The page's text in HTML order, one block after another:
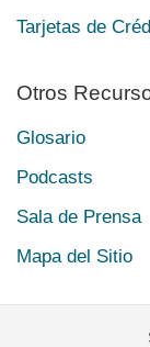
Tarjetas de
Otros
Glosario
Podcasts
Sala de Prensa
Mapa del Sitio